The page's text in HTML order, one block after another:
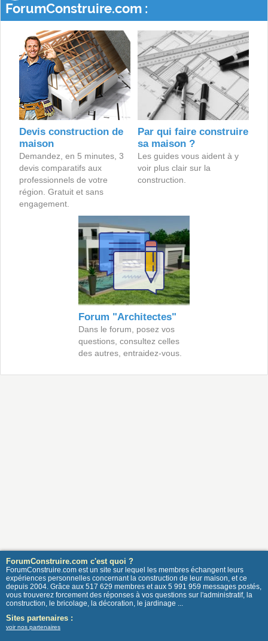
ForumConstruire.com :
Devis construction de
maison
Demandez, en 5 minutes, 3
devis comparatifs aux
professionnels de votre
région. Gratuit et sans
engagement.
Par qui faire construire
sa maison ?
Les guides vous aident à y
voir plus clair sur la
construction.
Forum "Architectes"
Dans le forum, posez vos
questions, consultez celles
des autres, entraidez-vous.
ForumConstruire.com c'est quoi ?
ForumConstruire.com est un site sur lequel les membres échangent leurs
expériences personnelles concernant la construction de leur maison, et ce
depuis 2004. Grâce aux 517 629 membres et aux 5 991 959 messages postés,
vous trouverez forcement des réponses à vos questions sur l'administratif, la
construction, le bricolage, la décoration, le jardinage ...
Sites partenaires :
voir nos partenaires